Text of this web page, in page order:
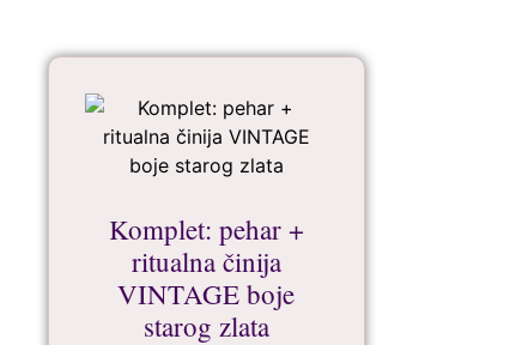
Komplet: pehar +
ritualna činija
VINTAGE boje
starog zlata